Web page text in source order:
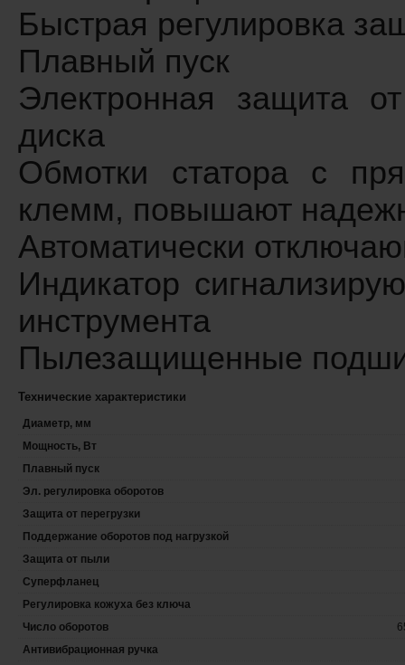
Быстрая регулировка
Плавный пуск
Электронная защита
диска
Обмотки статора с
клемм, повышают
Автоматически
Индикатор
инструмента
Пылезащищенные
Технические характеристики
Диаметр, мм
Мощность, Вт
Плавный пуск
Эл. регулировка оборотов
Защита от перегрузки
Поддержание оборотов под нагрузкой
Защита от пыли
Суперфланец
Регулировка кожуха без ключа
Число оборотов
Антивибрационная ручка